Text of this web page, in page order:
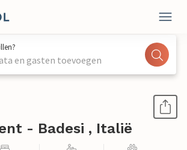
en gasten toevoegen
- Badesi , Italië